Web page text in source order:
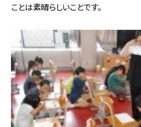
ことは素晴らしいことです。